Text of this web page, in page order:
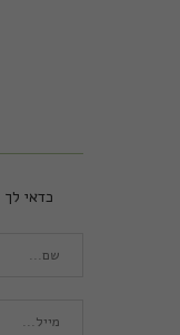
כדאי